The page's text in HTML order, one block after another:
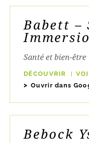
Babett –
Santé et bien-être
DÉCOUVRIR
Ouvrir dans
Bebock